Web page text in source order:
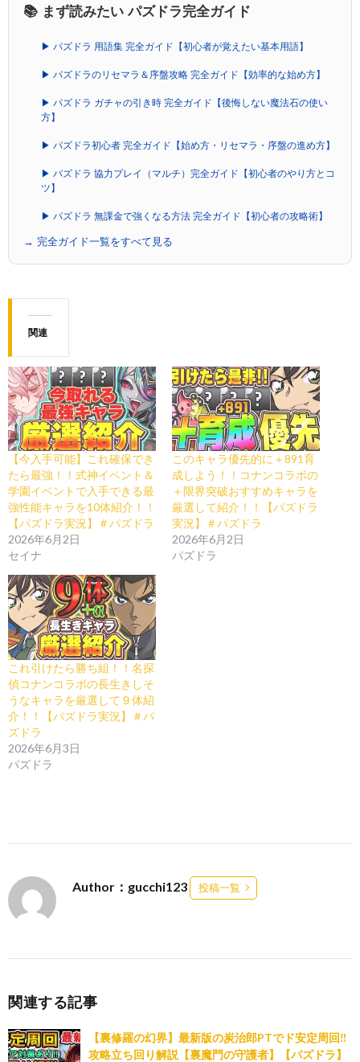
📚 まず読みたい パズドラ完全ガイド
▶ パズドラ 用語集 完全ガイド【初心者が覚えたい基本用語】
▶ パズドラのリセマラ＆序盤攻略 完全ガイド【効率的な始め方】
▶ パズドラ ガチャの引き時 完全ガイド【後悔しない魔法石の使い
方】
▶ パズドラ初心者 完全ガイド【始め方・リセマラ・序盤の進め方】
▶ パズドラ 協力プレイ（マルチ）完全ガイド【初心者のやり方とコ
ツ】
▶ パズドラ 無課金で強くなる方法 完全ガイド【初心者の攻略術】
→ 完全ガイド一覧をすべて見る
関連
【今入手可能】これ確保でき
たら最強！！式神イベント＆
学園イベントで入手できる最
強性能キャラを10体紹介！！
【パズドラ実況】＃パズドラ
2026年6月2日
セイナ
このキャラ優先的に＋891育
成しよう！！コナンコラボの
＋限界突破おすすめキャラを
厳選して紹介！！【パズドラ
実況】＃パズドラ
2026年6月2日
パズドラ
これ引けたら勝ち組！！名探
偵コナンコラボの長生きしそ
うなキャラを厳選して９体紹
介！！【パズドラ実況】＃パ
ズドラ
2026年6月3日
パズドラ
Author：gucchi123 投稿一覧
関連する記事
【裏修羅の幻界】最新版の炭治郎PTでド安定周回‼︎
攻略立ち回り解説【裏魔門の守護者】【パズドラ】